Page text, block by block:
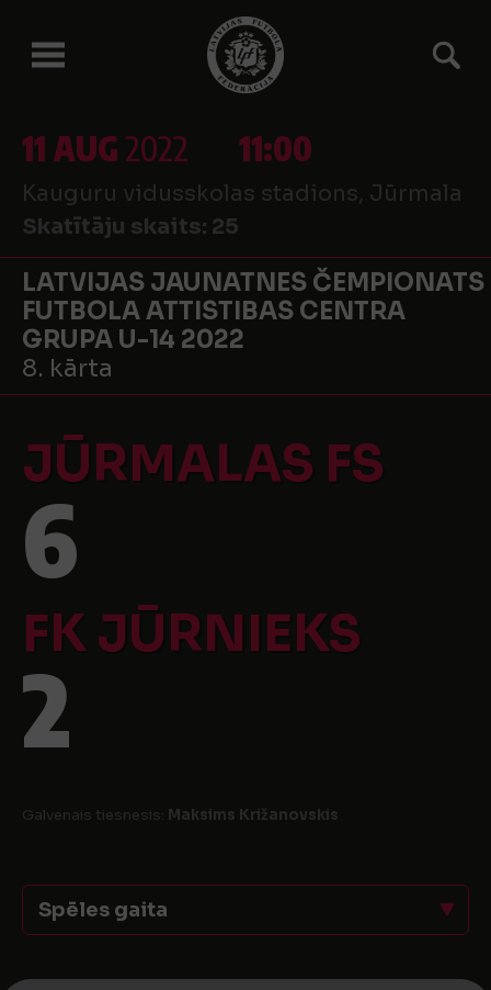
11 AUG2022 11:00
Kauguru vidusskolas stadions, Jūrmala
Skatītāju skaits: 25
LATVIJAS JAUNATNES ČEMPIONATS
FUTBOLA ATTISTIBAS CENTRA
GRUPA U-14 2022
8. kārta
JŪRMALAS FS
6
FK JŪRNIEKS
2
Galvenais tiesnesis: Maksims Križanovskis
Spēles gaita